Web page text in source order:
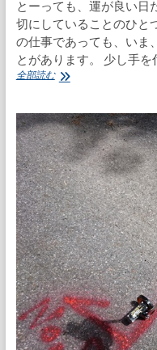
とーっても、運が良い日
切にしていることのひと
の仕事であっても、いま
とがあります。 少し手
全部読む先
配
で
ラ
ッ
キ
ー